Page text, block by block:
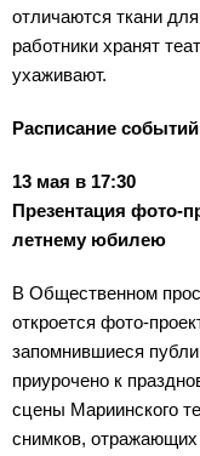
отличаются ткани
работники хранят
ухаживают.
Расписание
13 мая в 17:30
Презентация фото-
летнему юбилею
В Общественном
откроется фото-
запомнившиеся
приурочено к
сцены Мариинского
снимков,